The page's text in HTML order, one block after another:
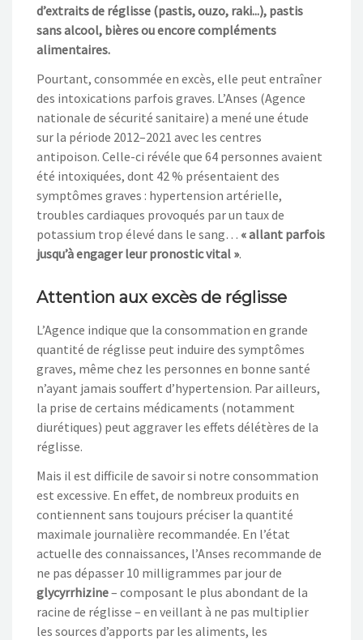
d’extraits de réglisse (pastis, ouzo, raki...), pastis
sans alcool, bières ou encore compléments
alimentaires.
Pourtant, consommée en excès, elle peut entraîner
des intoxications parfois graves. L’Anses (Agence
nationale de sécurité sanitaire) a mené une étude
sur la période 2012–2021 avec les centres
antipoison. Celle-ci révéle que 64 personnes avaient
été intoxiquées, dont 42 % présentaient des
symptômes graves : hypertension artérielle,
troubles cardiaques provoqués par un taux de
potassium trop élevé dans le sang… «allant parfois
jusqu’à engager leur pronostic vital ».
Attention aux excès de réglisse
L’Agence indique que la consommation en grande
quantité de réglisse peut induire des symptômes
graves, même chez les personnes en bonne santé
n’ayant jamais souffert d’hypertension. Par ailleurs,
la prise de certains médicaments (notamment
diurétiques) peut aggraver les effets délétères de la
réglisse.
Mais il est difficile de savoir si notre consommation
est excessive. En effet, de nombreux produits en
contiennent sans toujours préciser la quantité
maximale journalière recommandée. En l’état
actuelle des connaissances, l’Anses recommande de
ne pas dépasser 10 milligrammes par jour de
glycyrrhizine– composant le plus abondant de la
racine de réglisse – en veillant à ne pas multiplier
les sources d’apports par les aliments, les